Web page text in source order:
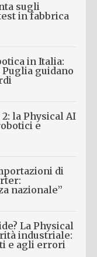
sugli
in fabbrica
in Italia:
Puglia guidano
la Physical AI
e
di
nazionale”
La Physical
industriale:
e agli errori